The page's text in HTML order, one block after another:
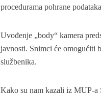
procedurama pohrane
Uvođenje „body“ kamera
javnosti. Snimci će omogućiti
službenika.
Kako su nam kazali iz MUP-a